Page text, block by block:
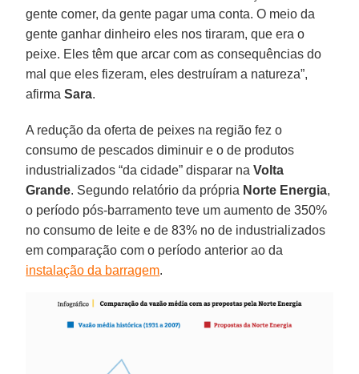
gente comer, da gente pagar uma conta. O meio da
gente ganhar dinheiro eles nos tiraram, que era o
peixe. Eles têm que arcar com as consequências do
mal que eles fizeram, eles destruíram a natureza”,
afirmaSara.
A redução da oferta de peixes na região fez o
consumo de pescados diminuir e o de produtos
industrializados “da cidade” disparar naVolta
Grande. Segundo relatório da própria Norte Energia,
o período pós-barramento teve um aumento de 350%
no consumo de leite e de 83% no de industrializados
em comparação com o período anterior ao da
instalação da barragem.